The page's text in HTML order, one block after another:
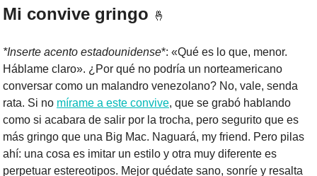
Mi convive gringo 🤞
*Inserte acento estadounidense*: «Qué es lo que, menor.
Háblame claro». ¿Por qué no podría un norteamericano
conversar como un malandro venezolano? No, vale, senda
rata. Si no mírame a este convive, que se grabó hablando
como si acabara de salir por la trocha, pero segurito que es
más gringo que una Big Mac. Naguará, my friend. Pero pilas
ahí: una cosa es imitar un estilo y otra muy diferente es
perpetuar estereotipos. Mejor quédate sano, sonríe y resalta